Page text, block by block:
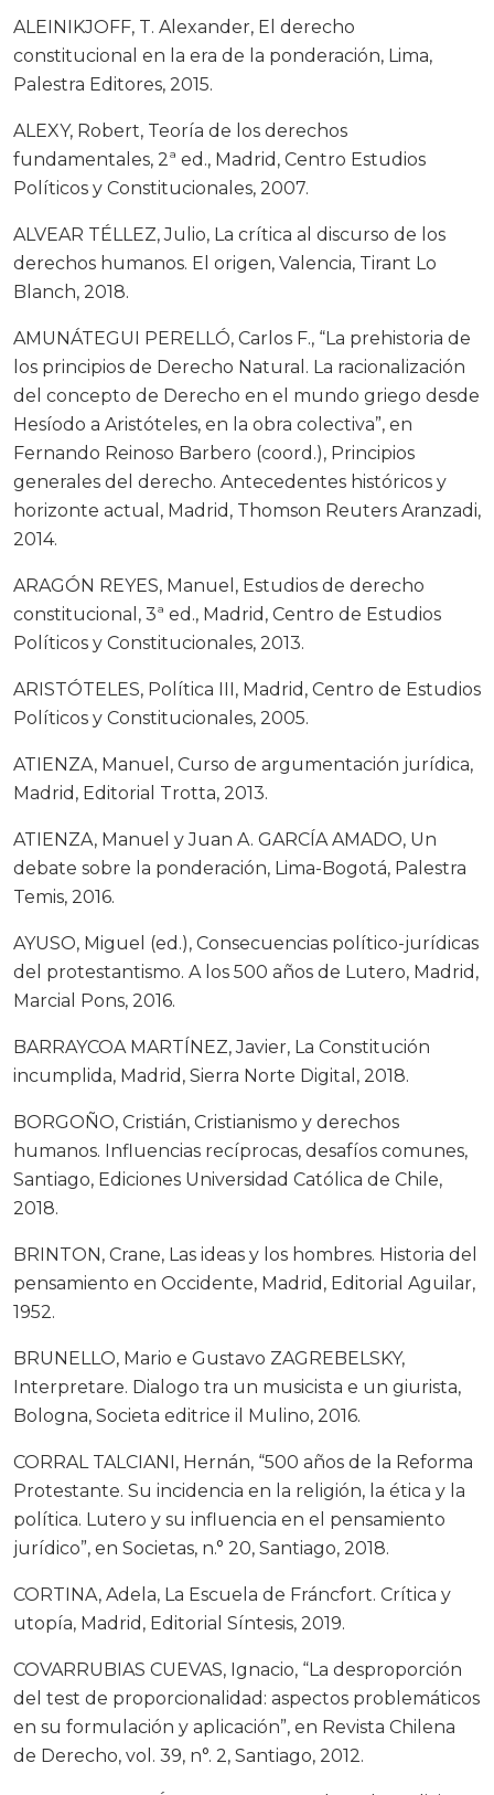
ALEINIKJOFF, T. Alexander, El derecho
constitucional en la era de la ponderación, Lima,
Palestra Editores, 2015.
ALEXY, Robert, Teoría de los derechos
fundamentales, 2ª ed., Madrid, Centro Estudios
Políticos y Constitucionales, 2007.
ALVEAR TÉLLEZ, Julio, La crítica al discurso de los
derechos humanos. El origen, Valencia, Tirant Lo
Blanch, 2018.
AMUNÁTEGUI PERELLÓ, Carlos F., “La prehistoria de
los principios de Derecho Natural. La racionalización
del concepto de Derecho en el mundo griego desde
Hesíodo a Aristóteles, en la obra colectiva”, en
Fernando Reinoso Barbero (coord.), Principios
generales del derecho. Antecedentes históricos y
horizonte actual, Madrid, Thomson Reuters Aranzadi,
2014.
ARAGÓN REYES, Manuel, Estudios de derecho
constitucional, 3ª ed., Madrid, Centro de Estudios
Políticos y Constitucionales, 2013.
ARISTÓTELES, Política III, Madrid, Centro de Estudios
Políticos y Constitucionales, 2005.
ATIENZA, Manuel, Curso de argumentación jurídica,
Madrid, Editorial Trotta, 2013.
ATIENZA, Manuel y Juan A. GARCÍA AMADO, Un
debate sobre la ponderación, Lima-Bogotá, Palestra
Temis, 2016.
AYUSO, Miguel (ed.), Consecuencias político-jurídicas
del protestantismo. A los 500 años de Lutero, Madrid,
Marcial Pons, 2016.
BARRAYCOA MARTÍNEZ, Javier, La Constitución
incumplida, Madrid, Sierra Norte Digital, 2018.
BORGOÑO, Cristián, Cristianismo y derechos
humanos. Influencias recíprocas, desafíos comunes,
Santiago, Ediciones Universidad Católica de Chile,
2018.
BRINTON, Crane, Las ideas y los hombres. Historia del
pensamiento en Occidente, Madrid, Editorial Aguilar,
1952.
BRUNELLO, Mario e Gustavo ZAGREBELSKY,
Interpretare. Dialogo tra un musicista e un giurista,
Bologna, Societa editrice il Mulino, 2016.
CORRAL TALCIANI, Hernán, “500 años de la Reforma
Protestante. Su incidencia en la religión, la ética y la
política. Lutero y su influencia en el pensamiento
jurídico”, en Societas, n.° 20, Santiago, 2018.
CORTINA, Adela, La Escuela de Fráncfort. Crítica y
utopía, Madrid, Editorial Síntesis, 2019.
COVARRUBIAS CUEVAS, Ignacio, “La desproporción
del test de proporcionalidad: aspectos problemáticos
en su formulación y aplicación”, en Revista Chilena
de Derecho, vol. 39, n°. 2, Santiago, 2012.